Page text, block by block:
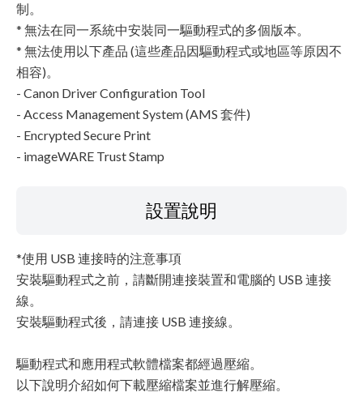
制。
* 無法在同一系統中安裝同一驅動程式的多個版本。
* 無法使用以下產品 (這些產品因驅動程式或地區等原因不
相容)。
- Canon Driver Configuration Tool
- Access Management System (AMS 套件)
- Encrypted Secure Print
- imageWARE Trust Stamp
設置說明
*使用 USB 連接時的注意事項
安裝驅動程式之前，請斷開連接裝置和電腦的 USB 連接
線。
安裝驅動程式後，請連接 USB 連接線。
驅動程式和應用程式軟體檔案都經過壓縮。
以下說明介紹如何下載壓縮檔案並進行解壓縮。